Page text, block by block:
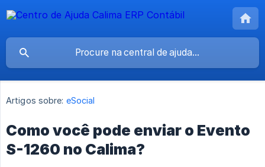
Artigos sobre: eSocial
Como você pode enviar o Evento
S-1260 no Calima?